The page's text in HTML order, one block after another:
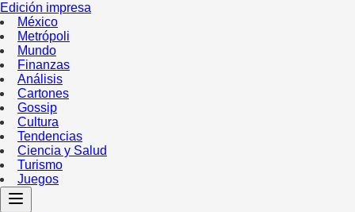
Edición impresa
México
Metrópoli
Mundo
Finanzas
Análisis
Cartones
Gossip
Cultura
Tendencias
Ciencia y Salud
Turismo
Juegos